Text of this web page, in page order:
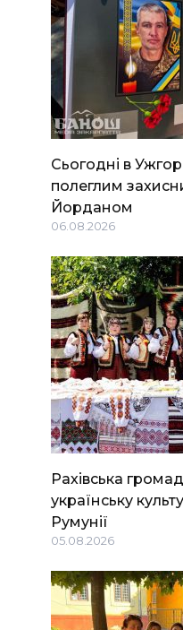
Сьогодні в
полеглим
Йорданом
06.08.2026
Рахівська
українську
Румунії
05.08.2026